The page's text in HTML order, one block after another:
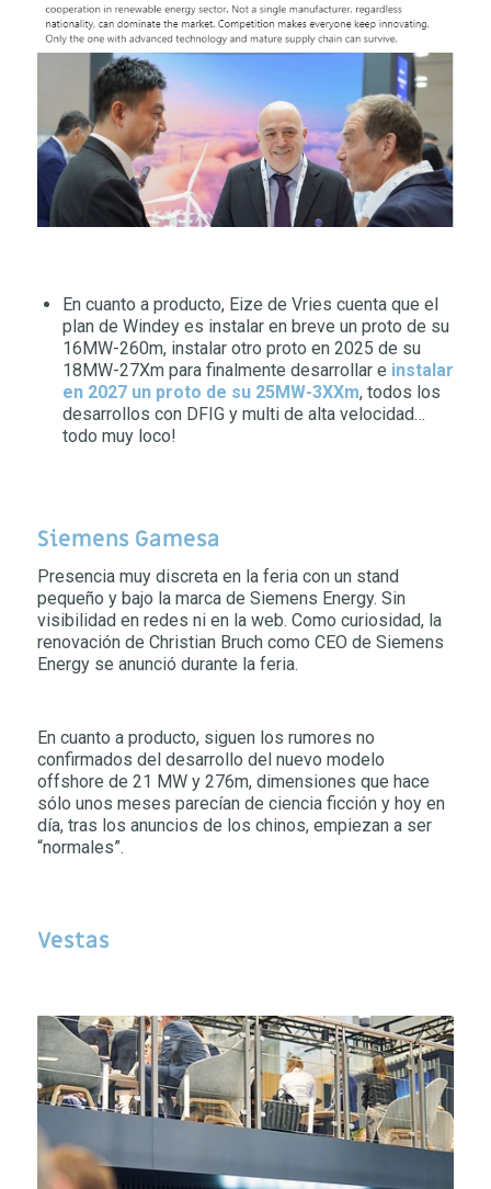
En cuanto a producto, Eize de Vries cuenta que el
plan de Windey es instalar en breve un proto de su
16MW-260m, instalar otro proto en 2025 de su
18MW-27Xm para finalmente desarrollar e instalar
en 2027 un proto de su 25MW-3XXm, todos los
desarrollos con DFIG y multi de alta velocidad…
todo muy loco!
Siemens Gamesa
Presencia muy discreta en la feria con un stand
pequeño y bajo la marca de Siemens Energy. Sin
visibilidad en redes ni en la web. Como curiosidad, la
renovación de Christian Bruch como CEO de Siemens
Energy se anunció durante la feria.
En cuanto a producto, siguen los rumores no
confirmados del desarrollo del nuevo modelo
offshore de 21 MW y 276m, dimensiones que hace
sólo unos meses parecían de ciencia ficción y hoy en
día, tras los anuncios de los chinos, empiezan a ser
“normales”.
Vestas